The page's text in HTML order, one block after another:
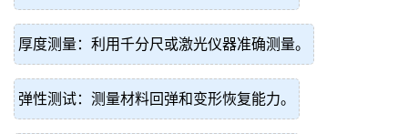
厚度测量：利用千分尺或激光仪器准确测量。
弹性测试：测量材料回弹和变形恢复能力。